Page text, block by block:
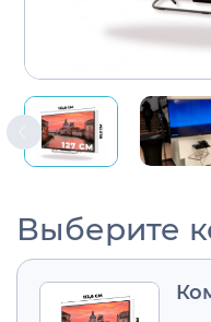
Выберите